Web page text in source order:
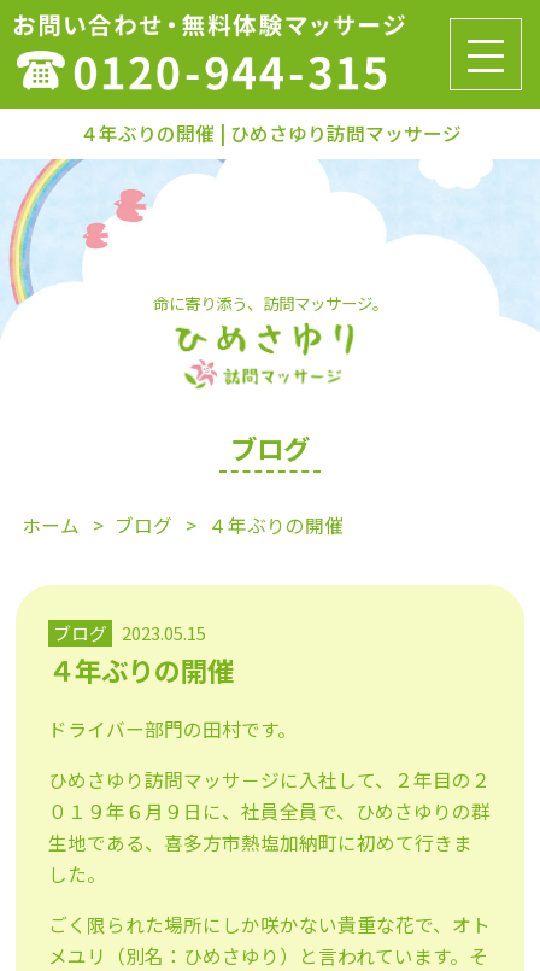
４年ぶりの開催 | ひめさゆり訪問マッサージ
命に寄り添う、訪問マッサージ。
ブログ
ホーム ブログ ４年ぶりの開催
ブログ 2023.05.15
４年ぶりの開催
ドライバー部門の田村です。
ひめさゆり訪問マッサ－ジに入社して、２年目の２
０１９年６月９日に、社員全員で、ひめさゆりの群
生地である、喜多方市熱塩加納町に初めて行きま
した。
ごく限られた場所にしか咲かない貴重な花で、オト
メユリ（別名：ひめさゆり）と言われています。そ